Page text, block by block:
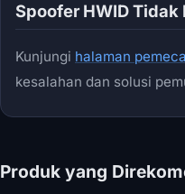
Spoofer HWID Tidak
Kunjungi halaman
kesalahan dan solusi
Produk yang